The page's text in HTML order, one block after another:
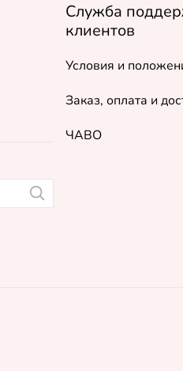
Служба
клиентов
Условия и
Заказ, оплата и
ЧАВО